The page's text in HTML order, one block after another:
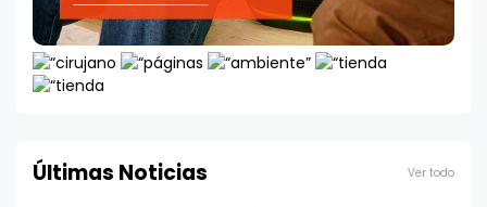
Últimas Noticias Ver todo